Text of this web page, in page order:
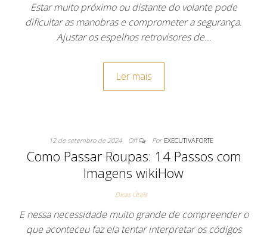
Estar muito próximo ou distante do volante pode
dificultar as manobras e comprometer a segurança.
Ajustar os espelhos retrovisores de…
Ler mais
12 de setembro de 2024 Off Por EXECUTIVAFORTE
Como Passar Roupas: 14 Passos com
Imagens wikiHow
Dicas Úteis
E nessa necessidade muito grande de compreender o
que aconteceu faz ela tentar interpretar os códigos